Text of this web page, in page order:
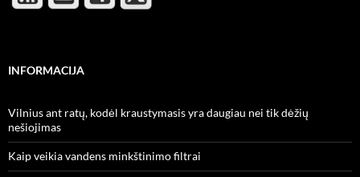
INFORMACIJA
Vilnius ant ratų, kodėl kraustymasis yra daugiau nei tik dėžių
nešiojimas
Kaip veikia vandens minkštinimo filtrai